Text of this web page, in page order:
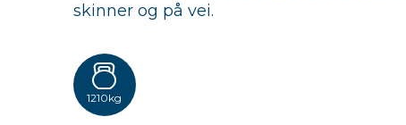
skinner og på vei.
1210kg